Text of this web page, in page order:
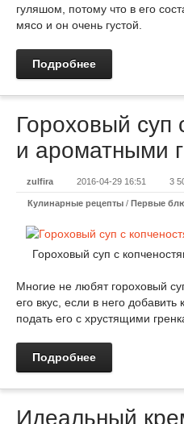
гуляшом, потому что в его
мясо и он очень густой.
Подробнее
Гороховый суп
и ароматными
zulfira 2016-04-29 16:51 3
Кулинарные рецепты / Первые
Гороховый суп с
Многие не любят гороховый
его вкус, если в него
подать его с хрустящими
Подробнее
Идеальный